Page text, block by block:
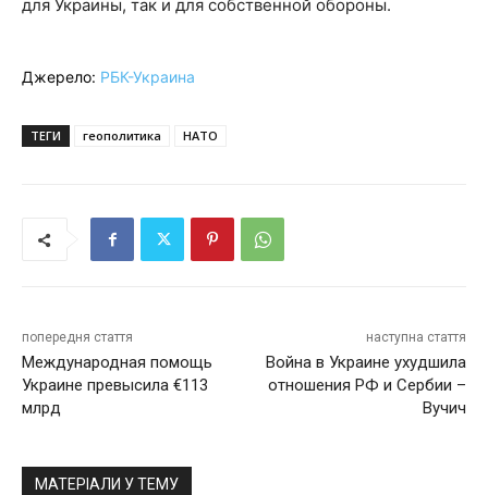
для Украины, так и для собственной обороны.
Джерело: РБК-Украина
ТЕГИ геополитика НАТО
попередня стаття
Международная помощь
Украине превысила €113
млрд
наступна стаття
Война в Украине ухудшила
отношения РФ и Сербии –
Вучич
МАТЕРІАЛИ У ТЕМУ